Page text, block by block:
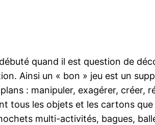
quand il est question de
Ainsi un « bon » jeu est un
: manipuler, exagérer, créer,
tous les objets et les cartons
multi-activités, bagues,